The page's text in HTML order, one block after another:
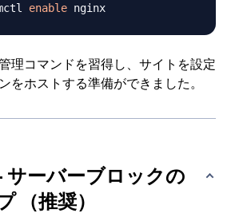
enable
理コマンドを習得し、サイトを設定
をホストする準備ができました。
サーバーブロックの
（推奨）